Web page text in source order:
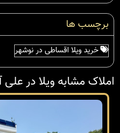
برچسب ها
خرید ویلا اقساطی در نوشهر
املاک مشابه ویلا در